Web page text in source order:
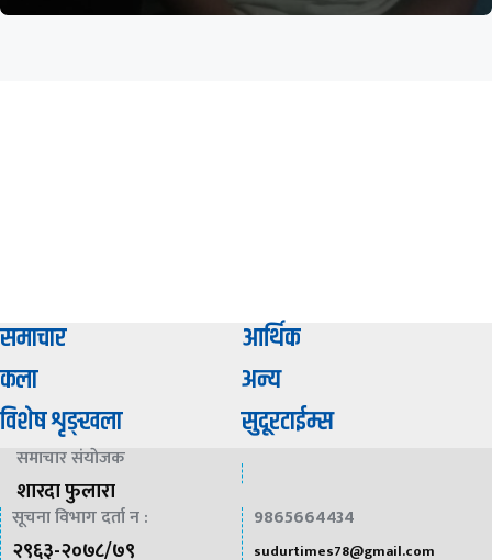
समाचार
आर्थिक
कला
अन्य
विशेष शृङ्खला
सुदूरटाईम्स
समाचार संयाेजक
शारदा फुलारा
सूचना विभाग दर्ता न :
२९६३-२०७८/७९
9865664434
sudurtimes78@gmail.com